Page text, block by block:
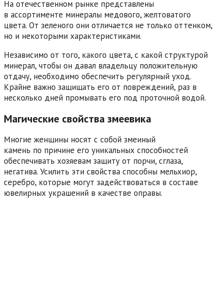
На отечественном рынке представлены
в ассортименте минералы медового, желтоватого
цвета. От зеленого они отличается не только оттенком,
но и некоторыми характеристиками.
Независимо от того, какого цвета, с какой структурой
минерал, чтобы он давал владельцу положительную
отдачу, необходимо обеспечить регулярный уход.
Крайне важно защищать его от повреждений, раз в
несколько дней промывать его под проточной водой.
Магические свойства змеевика
Многие женщины носят с собой змеиный
камень по причине его уникальных способностей
обеспечивать хозяевам защиту от порчи, сглаза,
негатива. Усилить эти свойства способны мельхиор,
серебро, которые могут задействоваться в составе
ювелирных украшений в качестве оправы.